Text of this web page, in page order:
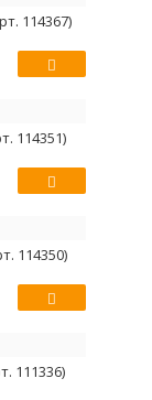
114367)
114351)
114350)
111336)